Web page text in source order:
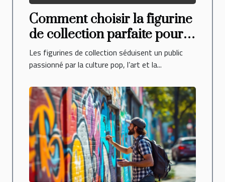
Comment choisir la figurine
de collection parfaite pour
votre étagère ?
Les figurines de collection séduisent un public
passionné par la culture pop, l’art et la...